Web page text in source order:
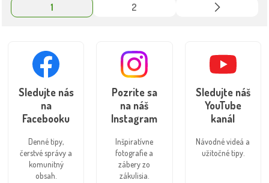
1 2
Sledujte nás
na
Facebooku
Denné tipy,
čerstvé správy a
komunitný
obsah.
Pozrite sa
na náš
Instagram
Inšpiratívne
fotografie a
zábery zo
zákulisia.
Sledujte náš
YouTube
kanál
Návodné videá a
užitočné tipy.